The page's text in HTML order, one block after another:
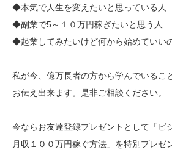
◆本気で人生を変えたいと思っている人
◆副業で5～１０万円稼ぎたいと思う人
◆起業してみたいけど何から始めていい
私が今、億万長者の方から学んでいるこ
お伝え出来ます。是非ご相談ください。
今ならお友達登録プレゼントとして「ビ
月収１００万円稼ぐ方法」を特別プレゼ